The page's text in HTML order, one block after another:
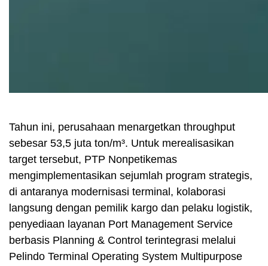
Tahun ini, perusahaan menargetkan throughput
sebesar 53,5 juta ton/m³. Untuk merealisasikan
target tersebut, PTP Nonpetikemas
mengimplementasikan sejumlah program strategis,
di antaranya modernisasi terminal, kolaborasi
langsung dengan pemilik kargo dan pelaku logistik,
penyediaan layanan Port Management Service
berbasis Planning & Control terintegrasi melalui
Pelindo Terminal Operating System Multipurpose